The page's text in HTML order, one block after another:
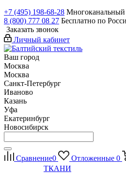
+7 (495) 198-68-28 Многоканальный
8 (800) 777 08 27 Бесплатно по
Заказать звонок
Личный кабинет
Ваш город
Москва
Москва
Санкт-Петербург
Иваново
Казань
Уфа
Екатеринбург
Новосибирск
Сравнение0 Отложенные 0
ТКАНИ